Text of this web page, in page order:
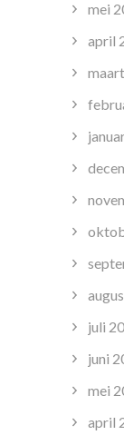
mei
april
juli
juni
mei
april